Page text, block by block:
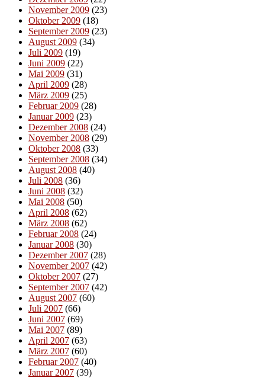
November 2009 (23)
Oktober 2009 (18)
September 2009 (23)
August 2009 (34)
Juli 2009 (19)
Juni 2009 (22)
Mai 2009 (31)
April 2009 (28)
März 2009 (25)
Februar 2009 (28)
Januar 2009 (23)
Dezember 2008 (24)
November 2008 (29)
Oktober 2008 (33)
September 2008 (34)
August 2008 (40)
Juli 2008 (36)
Juni 2008 (32)
Mai 2008 (50)
April 2008 (62)
März 2008 (62)
Februar 2008 (24)
Januar 2008 (30)
Dezember 2007 (28)
November 2007 (42)
Oktober 2007 (27)
September 2007 (42)
August 2007 (60)
Juli 2007 (66)
Juni 2007 (69)
Mai 2007 (89)
April 2007 (63)
März 2007 (60)
Februar 2007 (40)
Januar 2007 (39)